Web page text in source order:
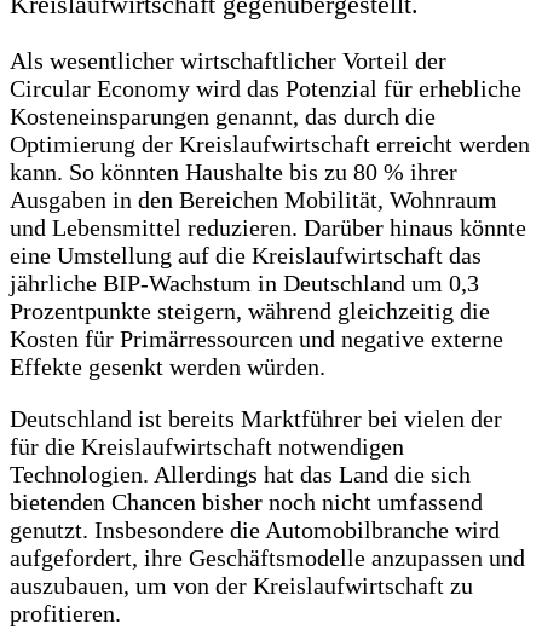
Als wesentlicher wirtschaftlicher Vorteil der
Circular Economy wird das Potenzial für erhebliche
Kosteneinsparungen genannt, das durch die
Optimierung der Kreislaufwirtschaft erreicht werden
kann. So könnten Haushalte bis zu 80 % ihrer
Ausgaben in den Bereichen Mobilität, Wohnraum
und Lebensmittel reduzieren. Darüber hinaus könnte
eine Umstellung auf die Kreislaufwirtschaft das
jährliche BIP-Wachstum in Deutschland um 0,3
Prozentpunkte steigern, während gleichzeitig die
Kosten für Primärressourcen und negative externe
Effekte gesenkt werden würden.
Deutschland ist bereits Marktführer bei vielen der
für die Kreislaufwirtschaft notwendigen
Technologien. Allerdings hat das Land die sich
bietenden Chancen bisher noch nicht umfassend
genutzt. Insbesondere die Automobilbranche wird
aufgefordert, ihre Geschäftsmodelle anzupassen und
auszubauen, um von der Kreislaufwirtschaft zu
profitieren.